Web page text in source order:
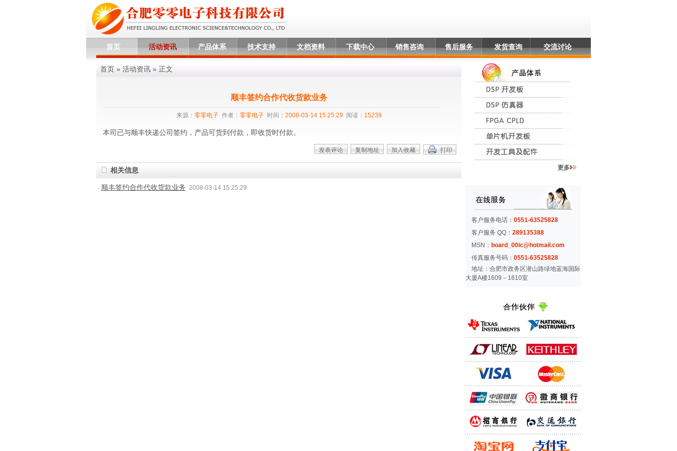
首页 活动资讯 产品体系 技术支持 文档资料 下载中心 销售咨询 售后服务 发货查询 交流讨论
首页 » 活动资讯 » 正文
顺丰签约合作代收货款业务
来源： 零零电子作者： 零零电子时间： 2008-03-14 15:25:29阅读： 15239
本司已与顺丰快递公司签约，产品可货到付款，即收货时付款。
相关信息
· 顺丰签约合作代收货款业务 2008-03-14 15:25:29
更多
客户服务电话： 0551-63525828
客户服务 QQ： 289135388
MSN： board_00ic@hotmail.com
传真服务号码： 0551-63525828
地址：合肥市政务区潜山路绿地蓝海国际
大厦A楼1609－1610室